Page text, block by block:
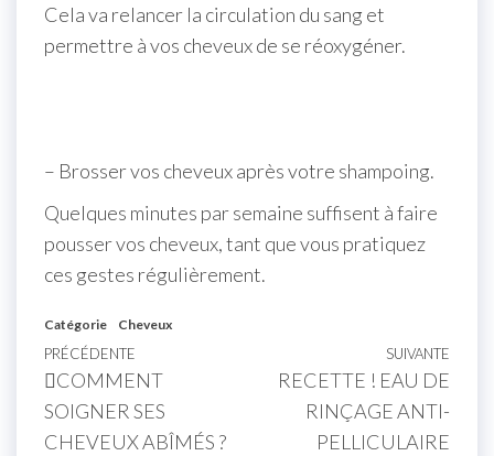
Cela va relancer la circulation du sang et
permettre à vos cheveux de se réoxygéner.
– Brosser vos cheveux après votre shampoing.
Quelques minutes par semaine suffisent à faire
pousser vos cheveux, tant que vous pratiquez
ces gestes régulièrement.
Catégorie Cheveux
PRÉCÉDENTE
COMMENT
SOIGNER SES
CHEVEUX ABÎMÉS ?
SUIVANTE
RECETTE ! EAU DE
RINÇAGE ANTI-
PELLICULAIRE